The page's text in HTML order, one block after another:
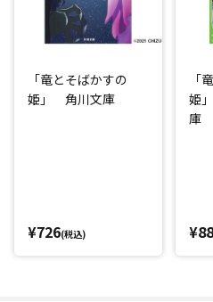
「竜とそばかすの
姫」 角川文庫
¥726(税込)
「
姫
庫